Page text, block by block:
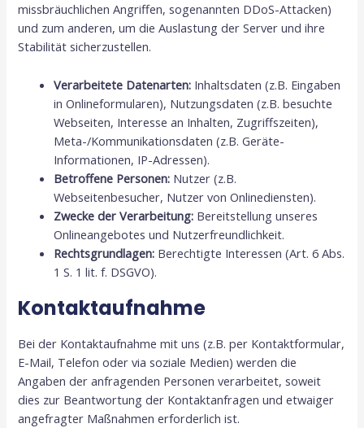
missbräuchlichen Angriffen, sogenannten DDoS-Attacken)
und zum anderen, um die Auslastung der Server und ihre
Stabilität sicherzustellen.
Verarbeitete Datenarten: Inhaltsdaten (z.B. Eingaben
in Onlineformularen), Nutzungsdaten (z.B. besuchte
Webseiten, Interesse an Inhalten, Zugriffszeiten),
Meta-/Kommunikationsdaten (z.B. Geräte-
Informationen, IP-Adressen).
Betroffene Personen: Nutzer (z.B.
Webseitenbesucher, Nutzer von Onlinediensten).
Zwecke der Verarbeitung: Bereitstellung unseres
Onlineangebotes und Nutzerfreundlichkeit.
Rechtsgrundlagen: Berechtigte Interessen (Art. 6 Abs.
1 S. 1 lit. f. DSGVO).
Kontaktaufnahme
Bei der Kontaktaufnahme mit uns (z.B. per Kontaktformular,
E-Mail, Telefon oder via soziale Medien) werden die
Angaben der anfragenden Personen verarbeitet, soweit
dies zur Beantwortung der Kontaktanfragen und etwaiger
angefragter Maßnahmen erforderlich ist.